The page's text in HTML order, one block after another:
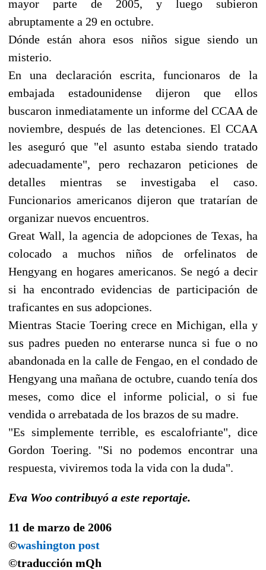
mayor parte de 2005, y luego subieron
abruptamente a 29 en octubre.
Dónde están ahora esos niños sigue siendo un
misterio.
En una declaración escrita, funcionaros de la
embajada estadounidense dijeron que ellos
buscaron inmediatamente un informe del CCAA de
noviembre, después de las detenciones. El CCAA
les aseguró que "el asunto estaba siendo tratado
adecuadamente", pero rechazaron peticiones de
detalles mientras se investigaba el caso.
Funcionarios americanos dijeron que tratarían de
organizar nuevos encuentros.
Great Wall, la agencia de adopciones de Texas, ha
colocado a muchos niños de orfelinatos de
Hengyang en hogares americanos. Se negó a decir
si ha encontrado evidencias de participación de
traficantes en sus adopciones.
Mientras Stacie Toering crece en Michigan, ella y
sus padres pueden no enterarse nunca si fue o no
abandonada en la calle de Fengao, en el condado de
Hengyang una mañana de octubre, cuando tenía dos
meses, como dice el informe policial, o si fue
vendida o arrebatada de los brazos de su madre.
"Es simplemente terrible, es escalofriante", dice
Gordon Toering. "Si no podemos encontrar una
respuesta, viviremos toda la vida con la duda".
Eva Woo contribuyó a este reportaje.
11 de marzo de 2006
©washington post
©traducción mQh